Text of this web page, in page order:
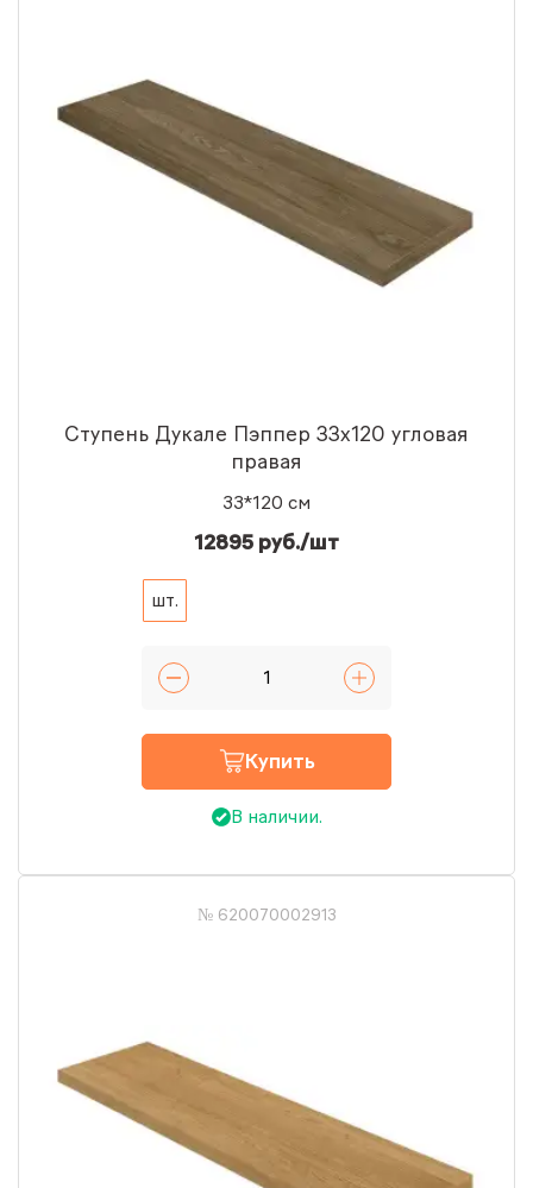
Ступень Дукале Пэппер 33x120 угловая
правая
33*120 см
12895 руб./шт
шт.
Купить
В наличии.
№ 620070002913